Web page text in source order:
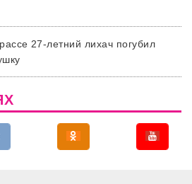
27-летний лихач погубил